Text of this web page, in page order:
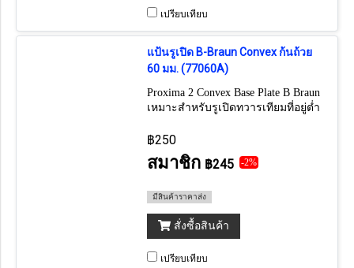
เปรียบเทียบ
แป้นรูเปิด B-Braun Convex ก้นถ้วย
60 มม. (77060A)
Proxima 2 Convex Base Plate B Braun
เหมาะสำหรับรูเปิดทวารเทียมที่อยู่ต่ำ
มี 5 แผ่น)
฿250
สมาชิก ฿245 -2%
มีสินค้าราคาส่ง
สั่งซื้อสินค้า
เปรียบเทียบ